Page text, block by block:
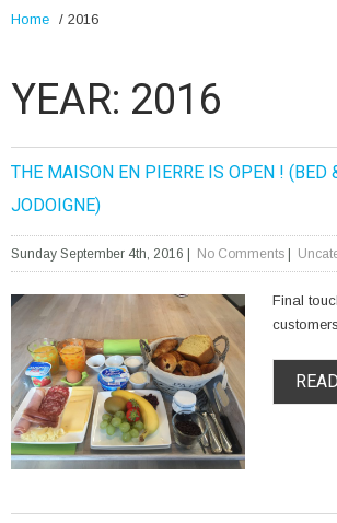
Home / 2016
YEAR: 2016
THE MAISON EN PIERRE IS OPEN ! (BED
JODOIGNE)
Sunday September 4th, 2016 No Comments
Final